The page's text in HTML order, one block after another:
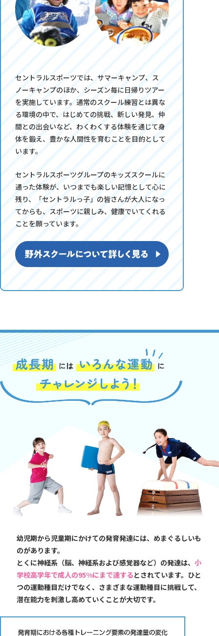
セントラルスポーツでは、サマーキャンプ、ス
ノーキャンプのほか、シーズン毎に日帰りツアー
を実施しています。通常のスクール練習とは異な
る環境の中で、はじめての挑戦、新しい発見、仲
間との出会いなど、わくわくする体験を通じて身
体を鍛え、豊かな人間性を育むことを目的として
います。
セントラルスポーツグループのキッズスクールに
通った体験が、いつまでも楽しい記憶として心に
残り、「セントラルっ子」の皆さんが大人になっ
てからも、スポーツに親しみ、健康でいてくれる
ことを願っています。
幼児期から児童期にかけての発育発達には、めまぐるしいも
のがあります。
とくに神経系（脳、神経系および感覚器など）の発達は、小
学校高学年で成人の95%にまで達するとされています。ひと
つの運動種目だけでなく、さまざまな運動種目に挑戦して、
潜在能力を刺激し高めていくことが大切です。